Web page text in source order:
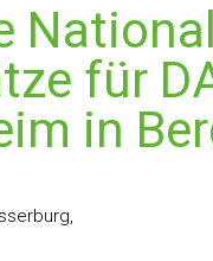
für
in